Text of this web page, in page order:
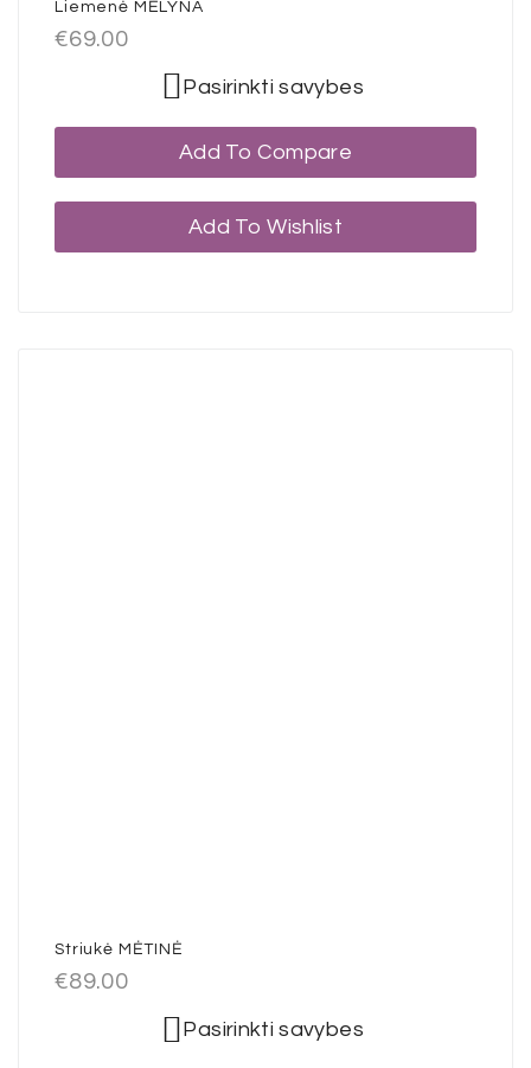
Liemenė MĖLYNA
€69.00
Pasirinkti savybes
Add To Compare
Add To Wishlist
Striukė MĖTINĖ
€89.00
Pasirinkti savybes